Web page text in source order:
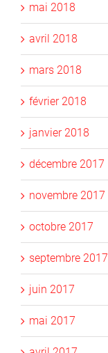
mai 2018
avril 2018
mars 2018
février 2018
janvier 2018
décembre 2017
novembre 2017
octobre 2017
septembre 2017
juin 2017
mai 2017